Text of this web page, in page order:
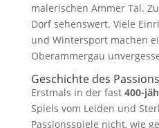
malerischen Ammer Tal.
Dorf sehenswert. Viele
und Wintersport machen
Oberammergau
Geschichte des
Erstmals in der fast 400-
Spiels vom Leiden und
Passionsspiele nicht, wie